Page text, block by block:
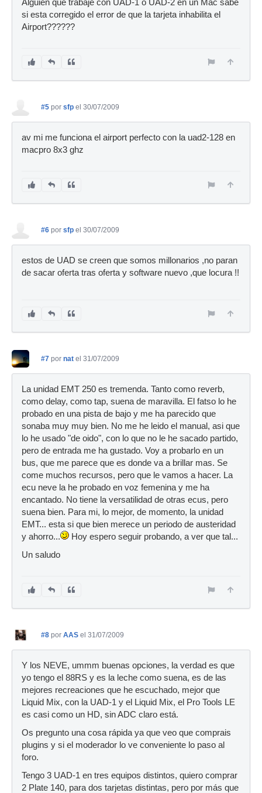
Alguien que trabaje con UAD-1 o UAD-2 en un Mac sabe
si esta corregido el error de que la tarjeta inhabilita el
Airport??????
#5 por sfp el 30/07/2009
av mi me funciona el airport perfecto con la uad2-128 en
macpro 8x3 ghz
#6 por sfp el 30/07/2009
estos de UAD se creen que somos millonarios ,no paran
de sacar oferta tras oferta y software nuevo ,que locura !!
#7 por nat el 31/07/2009
La unidad EMT 250 es tremenda. Tanto como reverb,
como delay, como tap, suena de maravilla. El fatso lo he
probado en una pista de bajo y me ha parecido que
sonaba muy muy bien. No me he leido el manual, asi que
lo he usado "de oido", con lo que no le he sacado partido,
pero de entrada me ha gustado. Voy a probarlo en un
bus, que me parece que es donde va a brillar mas. Se
come muchos recursos, pero que le vamos a hacer. La
ecu neve la he probado en voz femenina y me ha
encantado. No tiene la versatilidad de otras ecus, pero
suena bien. Para mi, lo mejor, de momento, la unidad
EMT... esta si que bien merece un periodo de austeridad
y ahorro...
Hoy espero seguir probando, a ver que tal...
Un saludo
#8 por AAS el 31/07/2009
Y los NEVE, ummm buenas opciones, la verdad es que
yo tengo el 88RS y es la leche como suena, es de las
mejores recreaciones que he escuchado, mejor que
Liquid Mix, con la UAD-1 y el Liquid Mix, el Pro Tools LE
es casi como un HD, sin ADC claro está.
Os pregunto una cosa rápida ya que veo que comprais
plugins y si el moderador lo ve conveniente lo paso al
foro.
Tengo 3 UAD-1 en tres equipos distintos, quiero comprar
2 Plate 140, para dos tarjetas distintas, pero por más que